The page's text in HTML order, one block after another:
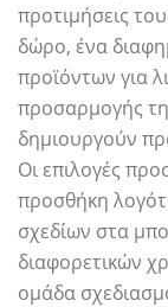
προτιμήσεις
δώρο, ένα
προϊόντων για
προσαρμογής
δημιουργούν
Οι επιλογές
προσθήκη
σχεδίων στα
διαφορετικών
ομάδα